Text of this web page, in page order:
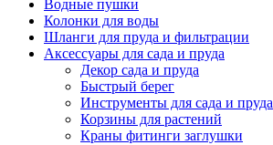
Водные пушки
Колонки для воды
Шланги для пруда и фильтрации
Аксессуары для сада и пруда
Декор сада и пруда
Быстрый берег
Инструменты для сада и пруда
Корзины для растений
Краны фитинги заглушки